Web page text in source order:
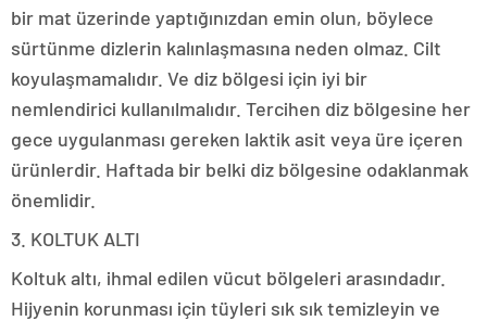
bir mat üzerinde yaptığınızdan emin olun, böylece
sürtünme dizlerin kalınlaşmasına neden olmaz. Cilt
koyulaşmamalıdır. Ve diz bölgesi için iyi bir
nemlendirici kullanılmalıdır. Tercihen diz bölgesine her
gece uygulanması gereken laktik asit veya üre içeren
ürünlerdir. Haftada bir belki diz bölgesine odaklanmak
önemlidir.
3. KOLTUK ALTI
Koltuk altı, ihmal edilen vücut bölgeleri arasındadır.
Hijyenin korunması için tüyleri sık sık temizleyin ve